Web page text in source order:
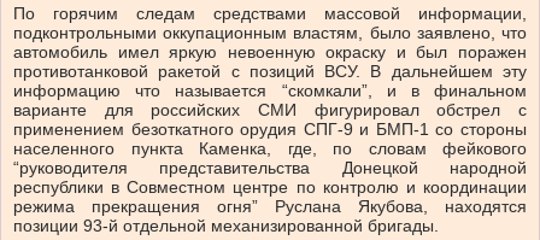
По горячим следам средствами массовой информации,
подконтрольными оккупационным властям, было заявлено, что
автомобиль имел яркую невоенную окраску и был поражен
противотанковой ракетой с позиций ВСУ. В дальнейшем эту
информацию что называется “скомкали”, и в финальном
варианте для российских СМИ фигурировал обстрел с
применением безоткатного орудия СПГ-9 и БМП-1 со стороны
населенного пункта Каменка, где, по словам фейкового
“руководителя представительства Донецкой народной
республики в Совместном центре по контролю и координации
режима прекращения огня” Руслана Якубова, находятся
позиции 93-й отдельной механизированной бригады.